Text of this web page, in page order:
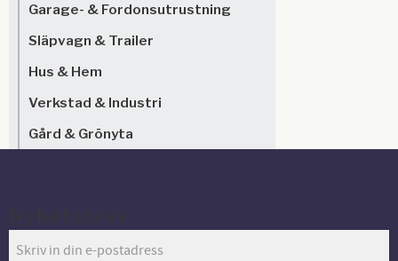
Garage- & Fordonsutrustning
Släpvagn & Trailer
Hus & Hem
Verkstad & Industri
Gård & Grönyta